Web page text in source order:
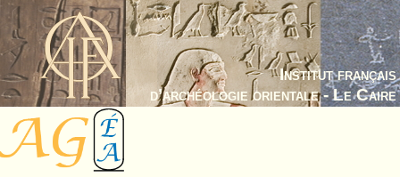
Institut français
d’archéologie orientale - Le Caire